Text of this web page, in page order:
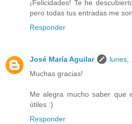
¡Felicidades! Te he
pero todas tus entradas me
Responder
José María Aguilar
lunes,
Muchas gracias!
Me alegra mucho saber que
útiles :)
Responder